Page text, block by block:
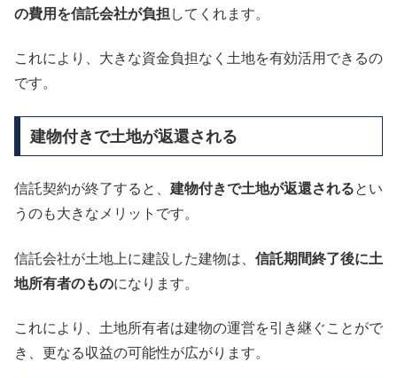
の費用を信託会社が負担 してくれます。
これにより、大きな資金負担なく土地を有効活用できるの
です。
建物付きで土地が返還される
信託契約が終了すると、 建物付きで土地が返還されるとい
うのも大きなメリットです。
信託会社が土地上に建設した建物は、 信託期間終了後に土
地所有者のものになります。
これにより、土地所有者は建物の運営を引き継ぐことがで
き、更なる収益の可能性が広がります。